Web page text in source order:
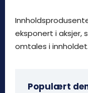
eksponert i aksjer,
omtales i
Populært